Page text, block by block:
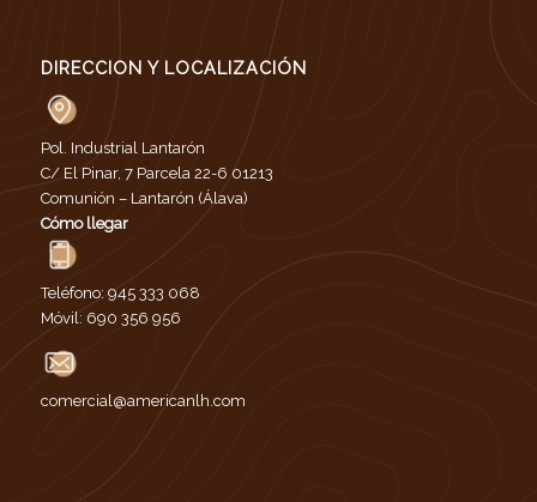
DIRECCION Y LOCALIZACIÓN
Pol. Industrial Lantarón
C/ El Pinar, 7 Parcela 22-6 01213
Comunión – Lantarón (Álava)
Cómo llegar
Teléfono: 945 333 068
Móvil: 690 356 956
comercial@americanlh.com